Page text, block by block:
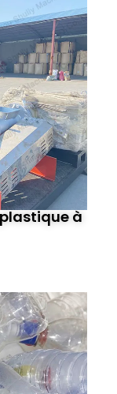
à